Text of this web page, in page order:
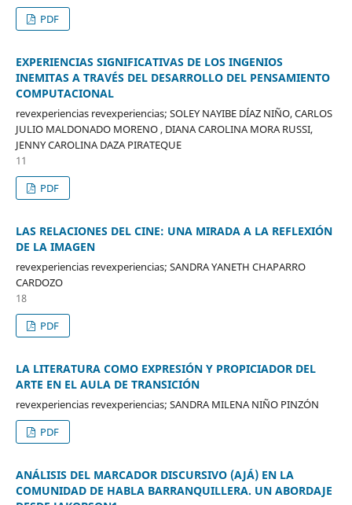
PDF
EXPERIENCIAS SIGNIFICATIVAS DE LOS INGENIOS
INEMITAS A TRAVÉS DEL DESARROLLO DEL PENSAMIENTO
COMPUTACIONAL
revexperiencias revexperiencias; SOLEY NAYIBE DÍAZ NIÑO, CARLOS
JULIO MALDONADO MORENO , DIANA CAROLINA MORA RUSSI,
JENNY CAROLINA DAZA PIRATEQUE
11
PDF
LAS RELACIONES DEL CINE: UNA MIRADA A LA REFLEXIÓN
DE LA IMAGEN
revexperiencias revexperiencias; SANDRA YANETH CHAPARRO
CARDOZO
18
PDF
LA LITERATURA COMO EXPRESIÓN Y PROPICIADOR DEL
ARTE EN EL AULA DE TRANSICIÓN
revexperiencias revexperiencias; SANDRA MILENA NIÑO PINZÓN
PDF
ANÁLISIS DEL MARCADOR DISCURSIVO (AJÁ) EN LA
COMUNIDAD DE HABLA BARRANQUILLERA. UN ABORDAJE